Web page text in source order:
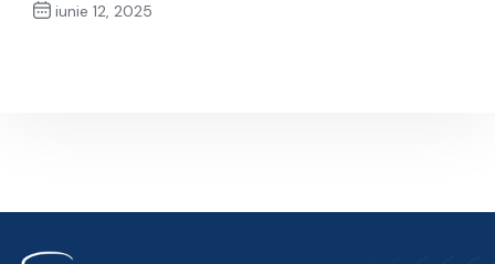
iunie 12, 2025